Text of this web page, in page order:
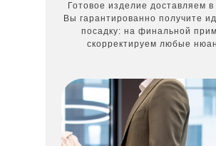
Готовое изделие доставляем в
Вы гарантированно получите
посадку: на финальной
скорректируем любые